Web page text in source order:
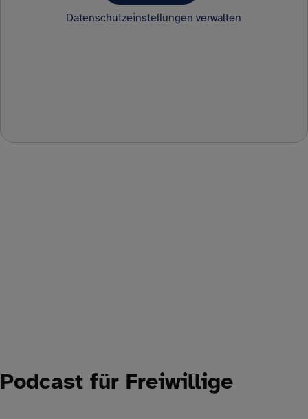
Datenschutzeinstellungen verwalten
Podcast für Freiwillige